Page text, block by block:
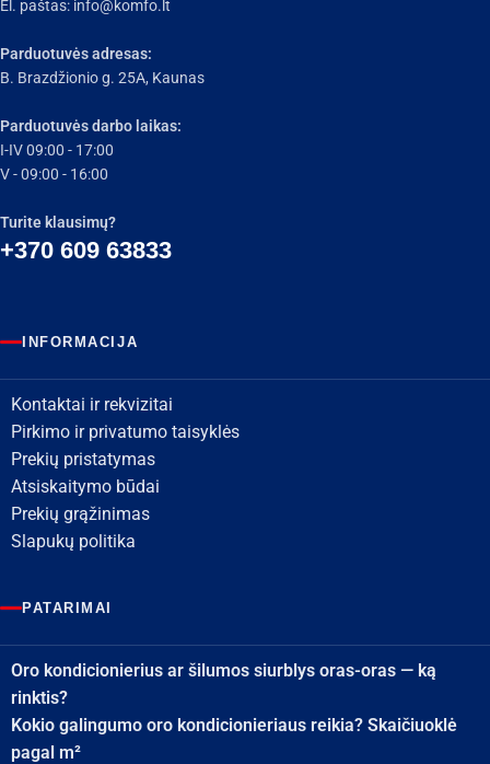
El. paštas: info@komfo.lt
Parduotuvės adresas:
B. Brazdžionio g. 25A, Kaunas
Parduotuvės darbo laikas:
I-IV 09:00 - 17:00
V - 09:00 - 16:00
Turite klausimų?
+370 609 63833
INFORMACIJA
Kontaktai ir rekvizitai
Pirkimo ir privatumo taisyklės
Prekių pristatymas
Atsiskaitymo būdai
Prekių grąžinimas
Slapukų politika
PATARIMAI
Oro kondicionierius ar šilumos siurblys oras-oras — ką
rinktis?
Kokio galingumo oro kondicionieriaus reikia? Skaičiuoklė
pagal m²